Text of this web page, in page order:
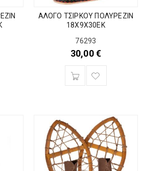
ΑΛΟΓΟ ΤΣΙΡΚΟΥ ΠΟΛΥΡΕΖΙΝ
18Χ9Χ30ΕΚ
76293
30,00€